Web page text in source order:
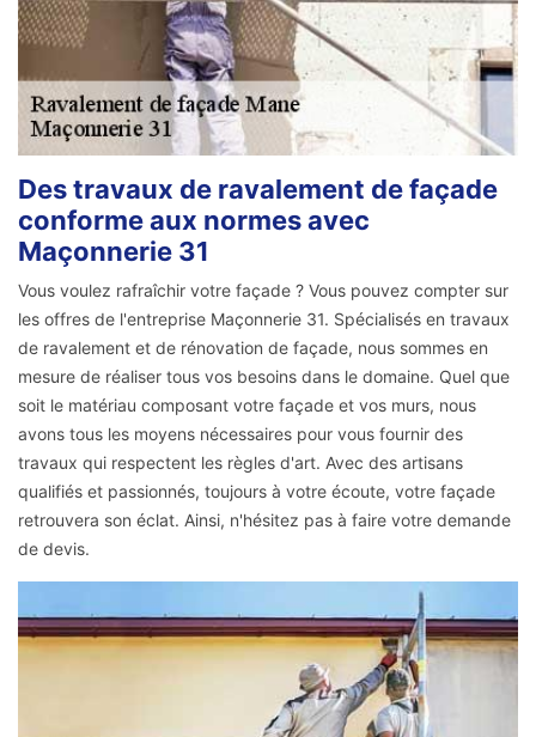
Des travaux de ravalement de façade
conforme aux normes avec
Maçonnerie 31
Vous voulez rafraîchir votre façade ? Vous pouvez compter sur
les offres de l'entreprise Maçonnerie 31. Spécialisés en travaux
de ravalement et de rénovation de façade, nous sommes en
mesure de réaliser tous vos besoins dans le domaine. Quel que
soit le matériau composant votre façade et vos murs, nous
avons tous les moyens nécessaires pour vous fournir des
travaux qui respectent les règles d'art. Avec des artisans
qualifiés et passionnés, toujours à votre écoute, votre façade
retrouvera son éclat. Ainsi, n'hésitez pas à faire votre demande
de devis.